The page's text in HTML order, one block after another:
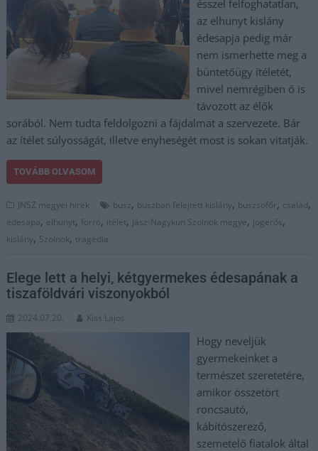
ésszel felfoghatatlan,
az elhunyt kislány
édesapja pedig már
nem ismerhette meg a
büntetőügy ítéletét,
mivel nemrégiben ő is
távozott az élők
sorából. Nem tudta feldolgozni a fájdalmat a szervezete. Bár
az ítélet súlyosságát, illetve enyheségét most is sokan vitatják.
TOVÁBB OLVASOM
JNSZ megyei hírek busz, buszban felejtett kislány, buszsofőr, család,
édesapa, elhunyt, forró, ítélet, Jász-Nagykun Szolnok megye, jogerős,
kislány, Szolnok, tragédia
Elege lett a helyi, kétgyermekes édesapának a
tiszaföldvári viszonyokból
2024.07.20. Kiss Lajos
Hogy neveljük
gyermekeinket a
természet szeretetére,
amikor összetört
roncsautó,
kábítószerező,
szemetelő fiatalok által